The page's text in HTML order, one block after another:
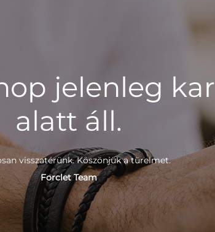
jelenleg
alatt áll.
visszatérünk. Köszönjük a türelmet.
Forclet Team